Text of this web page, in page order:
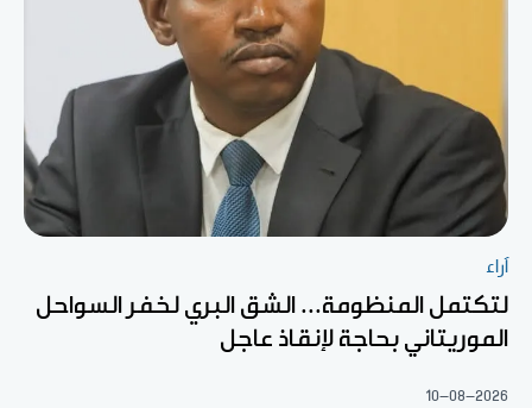
آراء
لتكتمل المنظومة... الشق البري لخفر السواحل
الموريتاني بحاجة لإنقاذ عاجل
10-08-2026